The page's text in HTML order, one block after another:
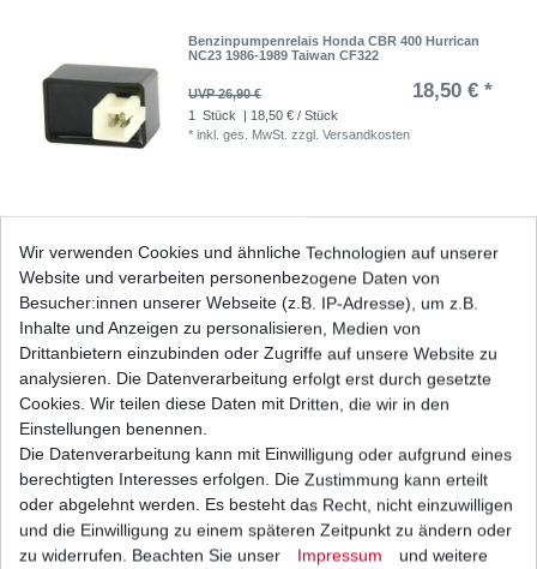
Benzinpumpenrelais Honda CBR 400 Hurrican
NC23 1986-1989 Taiwan CF322
UVP 26,90 € 18,50 € *
1 Stück
| 18,50 € / Stück
*inkl. ges. MwSt. zzgl.Versandkosten
Marken Batterie YTX9-BS wartungsfrei für
Honda
UVP 36,76 € 33,61 € *
| 33,61 € / Stück
inkl. ges. MwSt. Versandkosten
Regler Honda VFR 400 R NC21 NC24 CBR 400
98,00 € *
1 Stück | 98,00 € / Stück
inkl. ges. MwSt. Versandkosten
Wir verwenden Cookies und ähnliche Technologien auf unserer
Website und verarbeiten personenbezogene Daten von
Besucher:innen unserer Webseite (z.B. IP-Adresse), um z.B.
Inhalte und Anzeigen zu personalisieren, Medien von
Drittanbietern einzubinden oder Zugriffe auf unsere Website zu
analysieren. Die Datenverarbeitung erfolgt erst durch gesetzte
Cookies. Wir teilen diese Daten mit Dritten, die wir in den
Einstellungen benennen.
Die Datenverarbeitung kann mit Einwilligung oder aufgrund eines
berechtigten Interesses erfolgen. Die Zustimmung kann erteilt
oder abgelehnt werden. Es besteht das Recht, nicht einzuwilligen
und die Einwilligung zu einem späteren Zeitpunkt zu ändern oder
zu widerrufen. Beachten Sie unser
Impressum
und weitere